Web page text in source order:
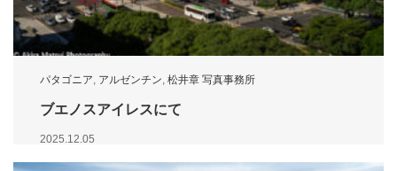
パタゴニア アルゼンチン 松井章 写真事務所
ブエノスアイレスにて
2025.12.05